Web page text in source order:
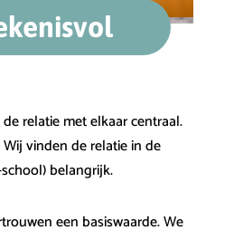
relatie met elkaar centraal.
vinden de relatie in de
belangrijk.
een basiswaarde. We